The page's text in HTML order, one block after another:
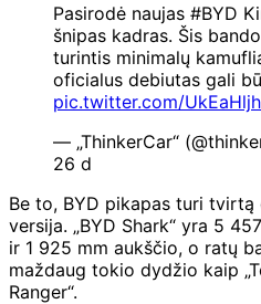
Pasirodė naujas #BYD
šnipas kadras. Šis
turintis minimalų
oficialus debiutas gali
pic.twitter.com/
— „ThinkerCar“
26 d
Be to, BYD pikapas turi tvirtą
versija. „BYD Shark“ yra 5
ir 1 925 mm aukščio, o ratų
maždaug tokio dydžio kaip
Ranger“.